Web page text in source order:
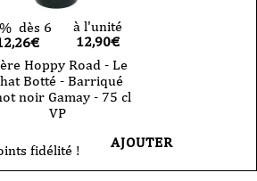
dès 6
à l'unité
12,90€
Hoppy Road - Le
Botté - Barriqué
noir Gamay - 75 cl
VP
fidélité ! AJOUTER